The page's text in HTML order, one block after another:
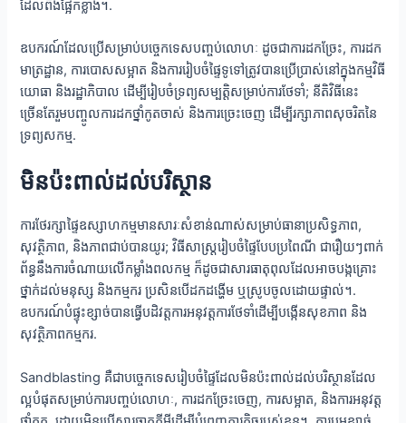
ដែលពឹងផ្អែកខ្លាំង។.
ឧបករណ៍ដែលប្រើសម្រាប់បច្ចេកទេសបញ្ចប់លោហៈ ដូចជាការដកច្រែះ, ការដក
មាត្រដ្ឋាន, ការបោសសម្អាត និងការរៀបចំផ្ទៃទូទៅត្រូវបានប្រើប្រាស់នៅក្នុងកម្មវិធី
យោធា និងរដ្ឋាភិបាល ដើម្បីរៀបចំទ្រព្យសម្បត្តិសម្រាប់ការថែទាំ; នីតិវិធីនេះ
ច្រើនតែរួមបញ្ចូលការដកថ្នាំកូតចាស់ និងការច្រេះចេញ ដើម្បីរក្សាភាពសុចរិតនៃ
ទ្រព្យសកម្ម.
មិនប៉ះពាល់ដល់បរិស្ថាន
ការថែរក្សាផ្ទៃឧស្សាហកម្មមានសារៈសំខាន់ណាស់សម្រាប់ធានាប្រសិទ្ធភាព,
សុវត្ថិភាព, និងភាពជាប់បានយូរ; វិធីសាស្ត្ររៀបចំផ្ទៃបែបប្រពៃណី ជារឿយៗពាក់
ព័ន្ធនឹងការចំណាយលើកម្លាំងពលកម្ម ក៏ដូចជាសារធាតុពុលដែលអាចបង្កគ្រោះ
ថ្នាក់ដល់មនុស្ស និងកម្មករ ប្រសិនបើដកដង្ហើម ឬស្រូបចូលដោយផ្ទាល់។.
ឧបករណ៍បំផ្ទុះខ្សាច់បានធ្វើបដិវត្តការអនុវត្តការថែទាំដើម្បីបង្កើនសុខភាព និង
សុវត្ថិភាពកម្មករ.
Sandblasting គឺជាបច្ចេកទេសរៀបចំផ្ទៃដែលមិនប៉ះពាល់ដល់បរិស្ថានដែល
ល្អបំផុតសម្រាប់ការបញ្ចប់លោហៈ, ការដកច្រែះចេញ, ការសម្អាត, និងការអនុវត្ត